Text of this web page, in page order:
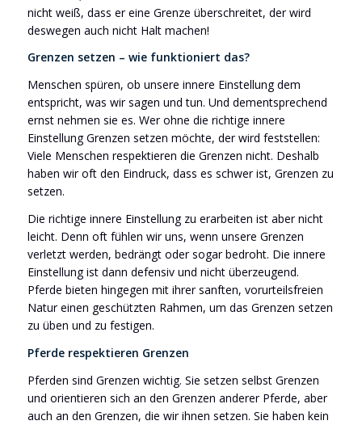
nicht weiß, dass er eine Grenze überschreitet, der wird
deswegen auch nicht Halt machen!
Grenzen setzen – wie funktioniert das?
Menschen spüren, ob unsere innere Einstellung dem
entspricht, was wir sagen und tun. Und dementsprechend
ernst nehmen sie es. Wer ohne die richtige innere
Einstellung Grenzen setzen möchte, der wird feststellen:
Viele Menschen respektieren die Grenzen nicht. Deshalb
haben wir oft den Eindruck, dass es schwer ist, Grenzen zu
setzen.
Die richtige innere Einstellung zu erarbeiten ist aber nicht
leicht. Denn oft fühlen wir uns, wenn unsere Grenzen
verletzt werden, bedrängt oder sogar bedroht. Die innere
Einstellung ist dann defensiv und nicht überzeugend.
Pferde bieten hingegen mit ihrer sanften, vorurteilsfreien
Natur einen geschützten Rahmen, um das Grenzen setzen
zu üben und zu festigen.
Pferde respektieren Grenzen
Pferden sind Grenzen wichtig. Sie setzen selbst Grenzen
und orientieren sich an den Grenzen anderer Pferde, aber
auch an den Grenzen, die wir ihnen setzen. Sie haben kein